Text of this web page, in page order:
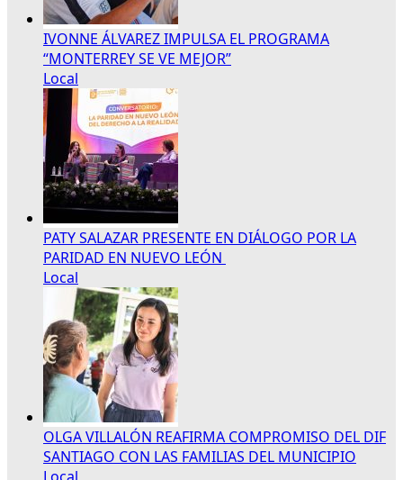
IVONNE ÁLVAREZ IMPULSA EL PROGRAMA
“MONTERREY SE VE MEJOR”
Local
PATY SALAZAR PRESENTE EN DIÁLOGO POR LA
PARIDAD EN NUEVO LEÓN
Local
OLGA VILLALÓN REAFIRMA COMPROMISO DEL DIF
SANTIAGO CON LAS FAMILIAS DEL MUNICIPIO